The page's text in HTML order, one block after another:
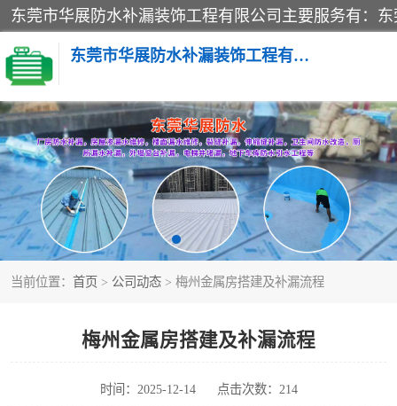
东莞市华展防水补漏装饰工程有限公司
当前位置： 首页 > 公司动态 > 梅州金属房搭建及补漏流程
梅州金属房搭建及补漏流程
时间：2025-12-14 点击次数：214
楼面防水补漏
阳台卫生间防水补漏
金属房搭建及补漏